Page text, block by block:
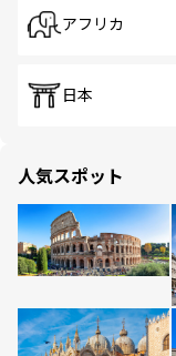
アフリカ
日本
人気スポット